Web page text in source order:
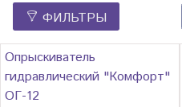
ФИЛЬТРЫ
Опрыскиватель
гидравлический "Комфорт"
ОГ-12